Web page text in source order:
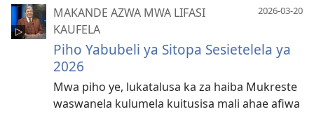
2026-03-20
MAKANDE AZWA MWA LIFASI
KAUFELA
Piho Yabubeli ya Sitopa Sesietelela ya
2026
Mwa piho ye, lukatalusa ka za haiba Mukreste
waswanela kulumela kuitusisa mali ahae afiwa